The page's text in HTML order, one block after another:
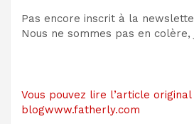
Pas encore inscrit à la
Nous ne sommes pas en colère,
Vous pouvez lire l’article original
blogwww.fatherly.com